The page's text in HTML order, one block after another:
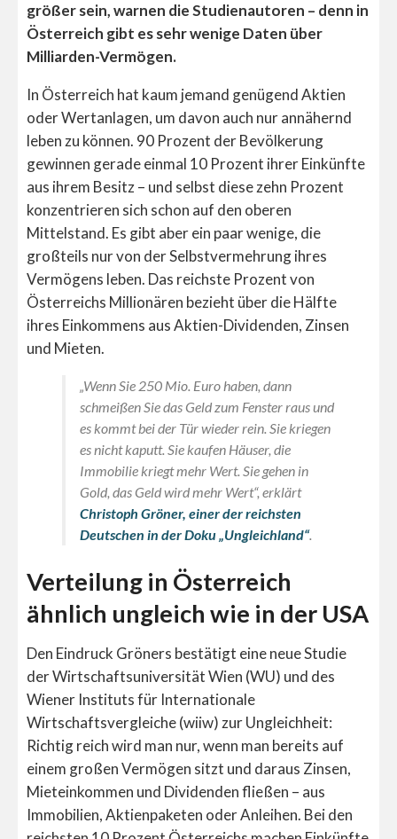
größer sein, warnen die Studienautoren – denn in
Österreich gibt es sehr wenige Daten über
Milliarden-Vermögen.
In Österreich hat kaum jemand genügend Aktien
oder Wertanlagen, um davon auch nur annähernd
leben zu können. 90 Prozent der Bevölkerung
gewinnen gerade einmal 10 Prozent ihrer Einkünfte
aus ihrem Besitz – und selbst diese zehn Prozent
konzentrieren sich schon auf den oberen
Mittelstand. Es gibt aber ein paar wenige, die
großteils nur von der Selbstvermehrung ihres
Vermögens leben. Das reichste Prozent von
Österreichs Millionären bezieht über die Hälfte
ihres Einkommens aus Aktien-Dividenden, Zinsen
und Mieten.
„Wenn Sie 250 Mio. Euro haben, dann
schmeißen Sie das Geld zum Fenster raus und
es kommt bei der Tür wieder rein. Sie kriegen
es nicht kaputt. Sie kaufen Häuser, die
Immobilie kriegt mehr Wert. Sie gehen in
Gold, das Geld wird mehr Wert“, erklärt
Christoph Gröner, einer der reichsten
Deutschen in der Doku „Ungleichland“.
Verteilung in Österreich
ähnlich ungleich wie in der USA
Den Eindruck Gröners bestätigt eine neue Studie
der Wirtschaftsuniversität Wien (WU) und des
Wiener Instituts für Internationale
Wirtschaftsvergleiche (wiiw) zur Ungleichheit:
Richtig reich wird man nur, wenn man bereits auf
einem großen Vermögen sitzt und daraus Zinsen,
Mieteinkommen und Dividenden fließen – aus
Immobilien, Aktienpaketen oder Anleihen. Bei den